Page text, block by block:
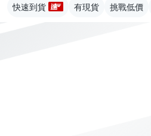
快速到貨 有現貨 挑戰低價